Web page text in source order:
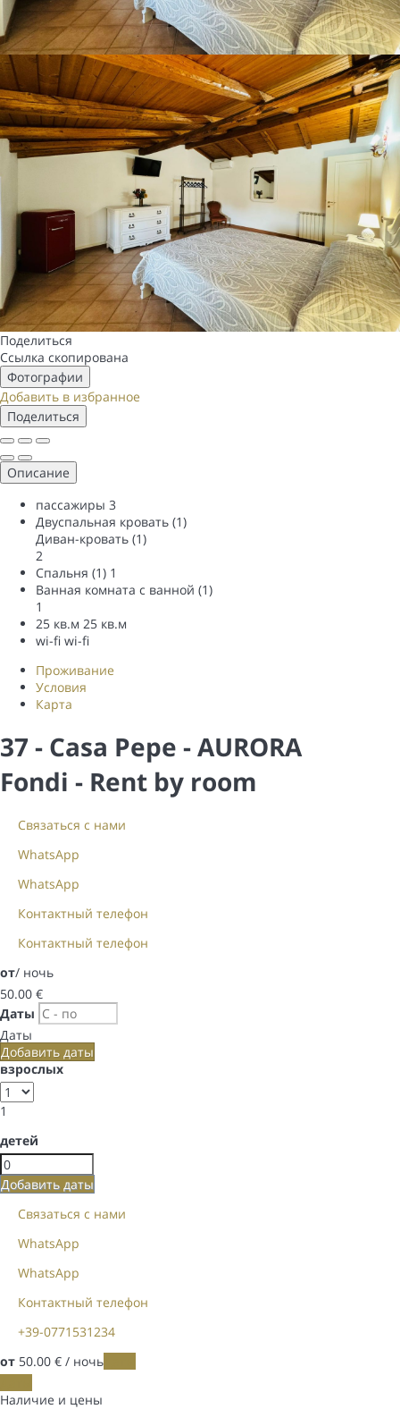
Поделиться
Ссылка скопирована
Фотографии
Добавить в избранное
Поделиться
Описание
пассажиры 3
Двуспальная кровать (1)
Диван-кровать (1)
2
Спальня (1) 1
Ванная комната с ванной (1)
1
25 кв.м 25 кв.м
wi-fi wi-fi
Проживание
Условия
Карта
37 - Casa Pepe - AURORA
Fondi - Rent by room
Связаться с нами
WhatsApp
WhatsApp
Контактный телефон
Контактный телефон
от/ ночь
50.00 €
Даты
Даты
Добавить даты
взрослых
1
детей
Добавить даты
Связаться с нами
WhatsApp
WhatsApp
Контактный телефон
+39-0771531234
от 50.00 € / ночь
Наличие и цены